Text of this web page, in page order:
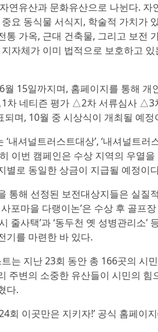
연유산과 문화유산으로 나뉜다.
요 동식물 서식지, 학술적 가치가
통 가옥, 근대 건축물, 그리고 보전
자체가 이미 법적으로 보호하고
월 15일까지며, 홈페이지를 통해
차 네티즌 평가 △2차 서류심사 △3
되며, 10월 중 시상식이 개최될 예정
내셔널트러스트대상’, ‘내셔널트러
이번 캠페인은 수상 지역의 우열
별로 동일한 상금이 지급될 예정이
통해 선정된 보전대상지들은 실질
사포마을 다랭이논’은 수상 후 골프
줄사택’과 ‘동두천 옛 성병관리소
기를 마련한 바 있다.
는 지난 23회 동안 총 166곳의 시
주변의 소중한 유산들이 시민의
다.
회 이곳만은 지키자!’ 공식 홈페이